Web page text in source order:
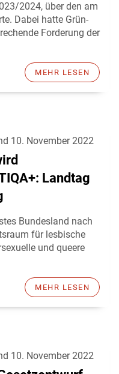
2024, über den am
Dabei hatte Grün-
Forderung der
MEHR LESEN
10. November 2022
Landtag
Bundesland nach
für lesbische
und queere
MEHR LESEN
10. November 2022